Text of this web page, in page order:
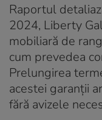
Raportul
2024, Liberty
mobiliară de
cum prevedea
Prelungirea
acestei garanții
fără avizele